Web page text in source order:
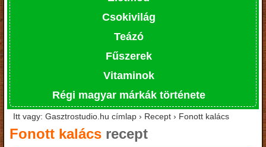
Csokivilág
Teázó
Fűszerek
Vitaminok
Régi magyar márkák története
Itt vagy: Gasztrostudio.hu címlap › Recept › Fonott kalács
Fonott kalács recept